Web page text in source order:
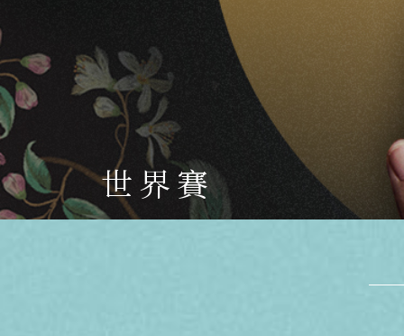
世界賽